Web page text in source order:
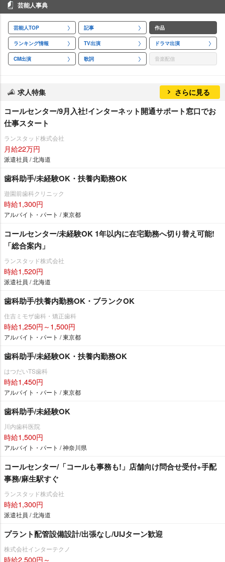
芸能人事典
芸能人TOP 記事 作品
ランキング情報 TV出演 ドラマ出演
CM出演 歌詞 音楽配信
求人特集 さらに見る
コールセンター/9月入社!インターネット開通サポート窓口でお
仕事スタート
ランスタッド株式会社
月給22万円
派遣社員 / 北海道
歯科助手/未経験OK・扶養内勤務OK
遊園前歯科クリニック
時給1,300円
アルバイト・パート / 東京都
コールセンター/未経験OK 1年以内に在宅勤務へ切り替え可能!
「総合案内」
ランスタッド株式会社
時給1,520円
派遣社員 / 北海道
歯科助手/扶養内勤務OK・ブランクOK
住吉ミモザ歯科・矯正歯科
時給1,250円～1,500円
アルバイト・パート / 東京都
歯科助手/未経験OK・扶養内勤務OK
はつだいTS歯科
時給1,450円
アルバイト・パート / 東京都
歯科助手/未経験OK
川内歯科医院
時給1,500円
アルバイト・パート / 神奈川県
コールセンター/「コールも事務も!」店舗向け問合せ受付+手配
事務/麻生駅すぐ
ランスタッド株式会社
時給1,300円
派遣社員 / 北海道
プラント配管設備設計/出張なし/UIJターン歓迎
株式会社インターテクノ
時給2,500円～